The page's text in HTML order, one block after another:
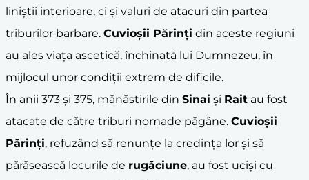
liniștii interioare, ci și valuri de atacuri din partea
triburilor barbare. Cuvioșii Părinți din aceste regiuni
au ales viața ascetică, închinată lui Dumnezeu, în
mijlocul unor condiții extrem de dificile.
În anii 373 și 375, mănăstirile din Sinai și Rait au fost
atacate de către triburi nomade păgâne. Cuvioșii
Părinți, refuzând să renunțe la credința lor și să
părăsească locurile de rugăciune, au fost uciși cu